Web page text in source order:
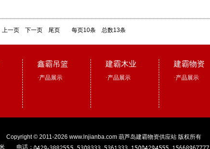
上一页 下一页 尾页每页10条 总数13条
鑫霸吊篮
·产品展示
建霸木业
·产品展示
建霸物资
·产品展示
Copyright © 2011-2026 www.lnjianba.com 葫芦岛建霸物资供应站版权所有
米 电话：